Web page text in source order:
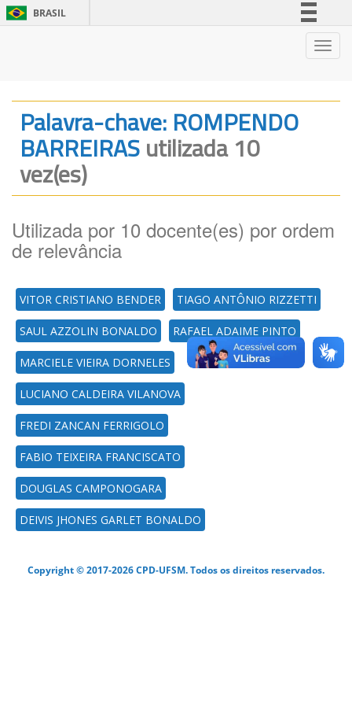
BRASIL
Legislação
Canais
Palavra-chave: ROMPENDO
BARREIRASutilizada 10
vez(es)
Utilizada por 10 docente(es) por ordem
de relevância
VITOR CRISTIANO BENDER TIAGO ANTÔNIO RIZZETTI
SAUL AZZOLIN BONALDO RAFAEL ADAIME PINTO
MARCIELE VIEIRA DORNELES
LUCIANO CALDEIRA VILANOVA
FREDI ZANCAN FERRIGOLO
FABIO TEIXEIRA FRANCISCATO
DOUGLAS CAMPONOGARA
DEIVIS JHONES GARLET BONALDO
Copyright © 2017-2026 CPD-UFSM. Todos os direitos reservados.